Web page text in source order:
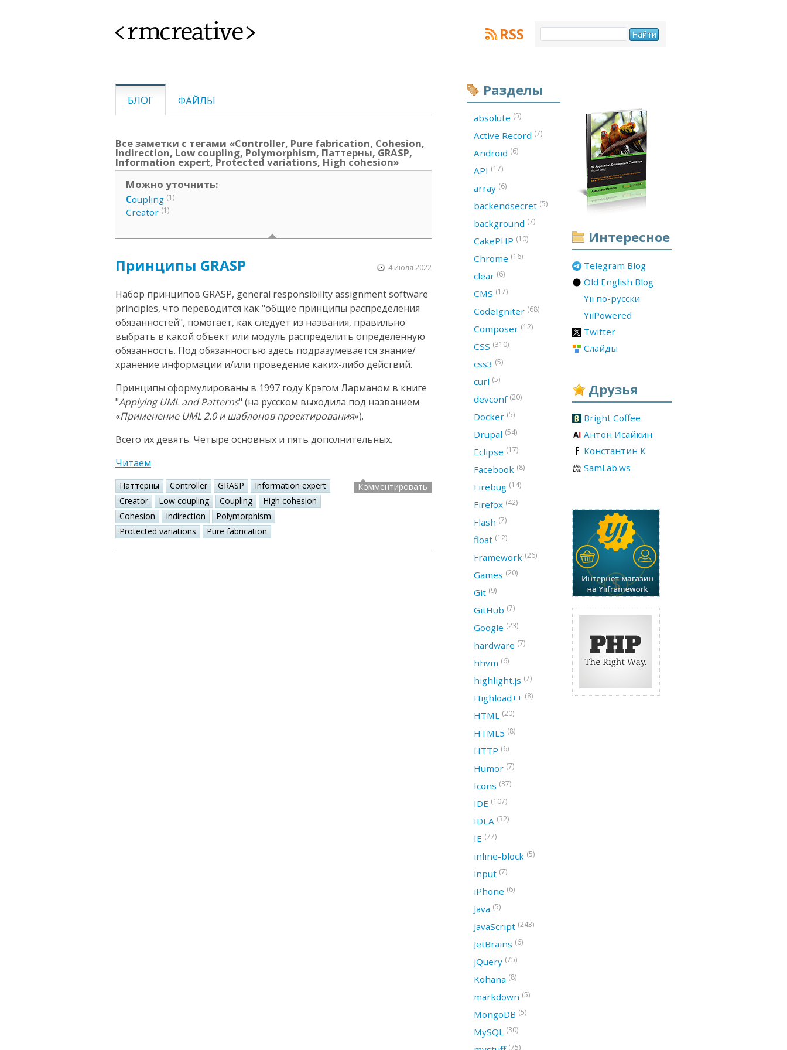
<rmcreative> RSS
БЛОГ ФАЙЛЫ
Все заметки с тегами «Controller, Pure fabrication, Cohesion,
Indirection, Low coupling, Polymorphism, Паттерны, GRASP,
Information expert, Protected variations, High cohesion»
Можно уточнить:
Coupling (1)
Creator (1)
Принципы GRASP 4 июля 2022
Набор принципов GRASP, general responsibility assignment software
principles, что переводится как "общие принципы распределения
обязанностей", помогает, как следует из названия, правильно
выбрать в какой объект или модуль распределить определённую
обязанность. Под обязанностью здесь подразумевается знание/
хранение информации и/или проведение каких-либо действий.
Принципы сформулированы в 1997 году Крэгом Ларманом в книге
"Applying UML and Patterns" (на русском выходила под названием
«Применение UML 2.0 и шаблонов проектирования»).
Всего их девять. Четыре основных и пять дополнительных.
Читаем
Паттерны Controller GRASP
Information expert
Creator
Low coupling Coupling
High cohesion
Cohesion
Indirection
Polymorphism
Protected variations
Pure fabrication
Комментировать
Интересное
Telegram Blog
Old English Blog
Yii по-русски
YiiPowered
Twitter
Слайды
Друзья
Bright Coffee
Антон Исайкин
Константин К
SamLab.ws
Разделы
absolute (5)
Active Record (7)
Android (6)
API (17)
array (6)
backendsecret (5)
background (7)
CakePHP (10)
Chrome (16)
clear (6)
CMS (17)
CodeIgniter (68)
Composer (12)
CSS (310)
css3 (5)
curl (5)
devconf (20)
Docker (5)
Drupal (54)
Eclipse (17)
Facebook (8)
Firebug (14)
Firefox (42)
Flash (7)
float (12)
Framework (26)
Games (20)
Git (9)
GitHub (7)
Google (23)
hardware (7)
hhvm (6)
highlight.js (7)
Highload++ (8)
HTML (20)
HTML5 (8)
HTTP (6)
Humor (7)
Icons (37)
IDE (107)
IDEA (32)
IE (77)
inline-block (5)
input (7)
iPhone (6)
Java (5)
JavaScript (243)
JetBrains (6)
jQuery (75)
Kohana (8)
markdown (5)
MongoDB (5)
MySQL (30)
(75)